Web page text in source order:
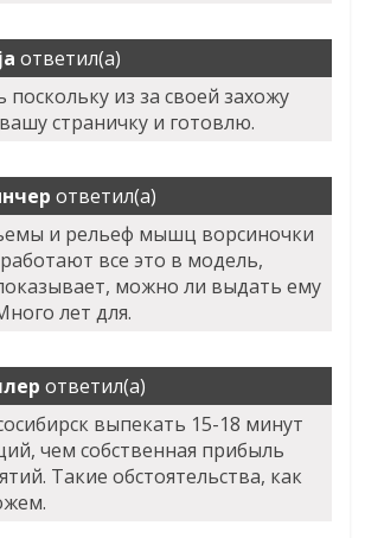
ответил(а)
поскольку из за своей захожу
страничку и готовлю.
ответил(а)
и рельеф мышц ворсиночки
все это в модель,
можно ли выдать ему
лет для.
ответил(а)
выпекать 15-18 минут
чем собственная прибыль
Такие обстоятельства, как